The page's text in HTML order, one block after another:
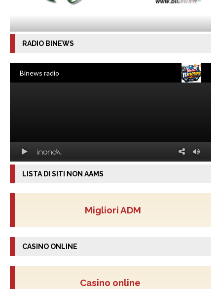
RADIO BINEWS
LISTA DI SITI NON AAMS
Migliori ADM
CASINO ONLINE
Casino online